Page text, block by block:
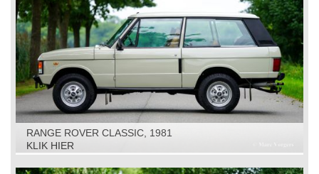
RANGE ROVER CLASSIC, 1981
KLIK HIER